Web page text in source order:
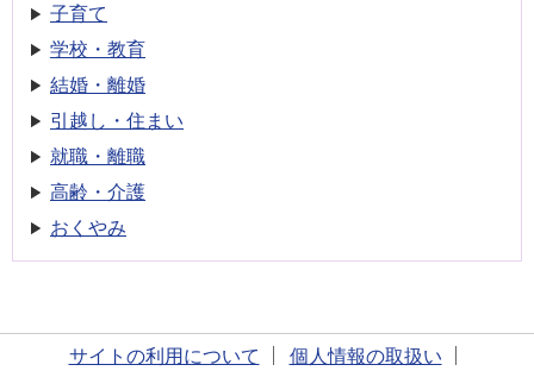
子育て
学校・教育
結婚・離婚
引越し・住まい
就職・離職
高齢・介護
おくやみ
サイトの利用について
個人情報の取扱い